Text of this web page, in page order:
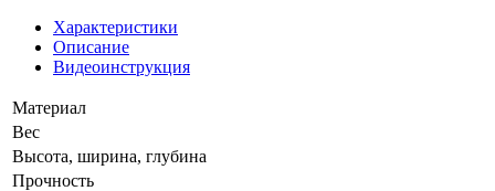
Характеристики
Описание
Видеоинструкция
Материал
Вес
Высота, ширина, глубина
Прочность